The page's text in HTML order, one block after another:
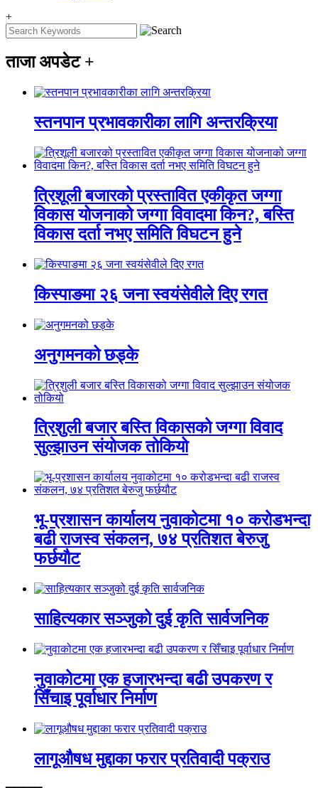
+
ताजा अपडेट +
स्तनपान प्रभावकारीका लागि अन्तरक्रिया
त्रिशूली बजारको प्रस्तावित एकीकृत जग्गा
विकास योजनाको जग्गा विवादमा किन?, बस्ति
विकास दर्ता नभए समिति विघटन हुने
किस्पाङमा २६ जना स्वयंसेवीले दिए रगत
अनुगमनको छड्के
त्रिशुली बजार बस्ति विकासको जग्गा विवाद
सुल्झाउन संयोजक तोकियो
भू-प्रशासन कार्यालय नुवाकोटमा १० करोडभन्दा
बढी राजस्व संकलन, ७४ प्रतिशत बेरुजु
फर्छयौट
साहित्यकार सञ्जुको दुई कृति सार्वजनिक
नुवाकोटमा एक हजारभन्दा बढी उपकरण र
सिँचाइ पूर्वाधार निर्माण
लागूऔषध मुद्दाका फरार प्रतिवादी पक्राउ